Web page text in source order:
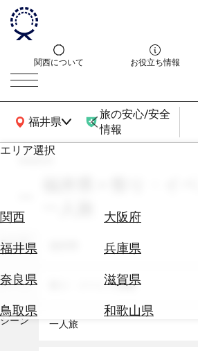
関西について お役立ち情報
福井県
関西広域MAP
旅の安心/安全
情報
エリア選択
関西 大阪府
福井県
兵庫県
奈良県
滋賀県
鳥取県
和歌山県
エ
券
テ
を
search
福井県 × 祭り・イ
エリア
テーマ 祭り・イベント体験
シーン 一人旅